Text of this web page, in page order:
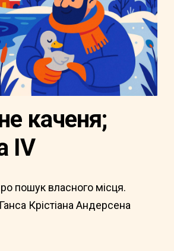
каченя;
IV
пошук власного місця.
Крістіана Андерсена